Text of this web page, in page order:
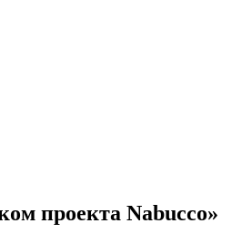
проекта Nabucco»